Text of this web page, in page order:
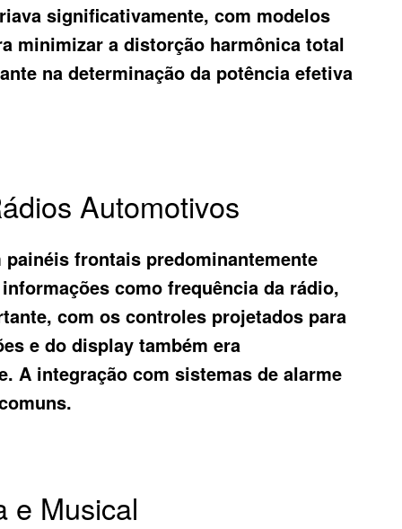
significativamente, com modelos
minimizar a distorção harmônica total
na determinação da potência efetiva
Automotivos
frontais predominantemente
como frequência da rádio,
com os controles projetados para
e do display também era
A integração com sistemas de alarme
e Musical